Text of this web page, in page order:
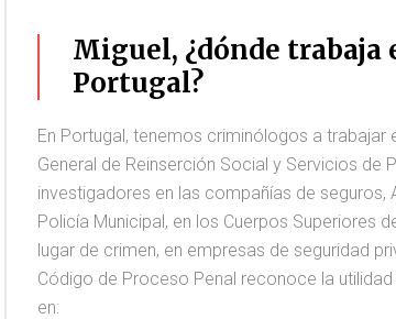
Miguel, ¿dónde
Portugal?
En Portugal, tenemos criminólogos a trabajar
General de Reinserción Social y Servicios de
investigadores en las compañías de seguros,
Policía Municipal, en los Cuerpos Superiores
lugar de crimen, en empresas de seguridad
Código de Proceso Penal reconoce la
en: